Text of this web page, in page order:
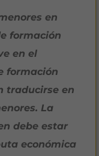
en
formación
en el
formación
traducirse en
La
debe estar
económica